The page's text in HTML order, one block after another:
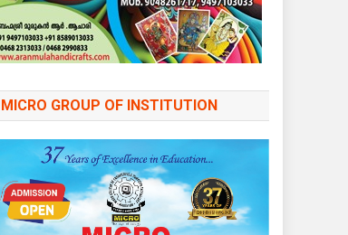
MICRO GROUP OF INSTITUTION